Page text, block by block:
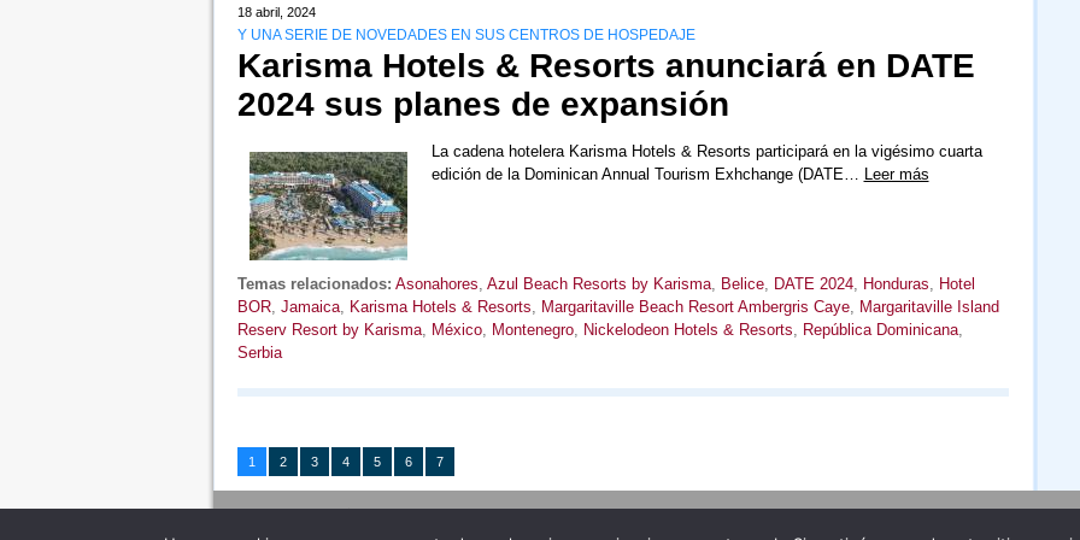
18 abril, 2024
Y UNA SERIE DE NOVEDADES EN SUS CENTROS DE HOSPEDAJE
Karisma Hotels & Resorts anunciará en DATE
2024 sus planes de expansión
La cadena hotelera Karisma Hotels & Resorts participará en la vigésimo cuarta
edición de la Dominican Annual Tourism Exhchange (DATE… Leer más
Temas relacionados: Asonahores, Azul Beach Resorts by Karisma, Belice, DATE 2024, Honduras, Hotel
BOR, Jamaica, Karisma Hotels & Resorts, Margaritaville Beach Resort Ambergris Caye, Margaritaville Island
Reserv Resort by Karisma, México, Montenegro, Nickelodeon Hotels & Resorts, República Dominicana,
Serbia
1 2 3 4 5 6 7